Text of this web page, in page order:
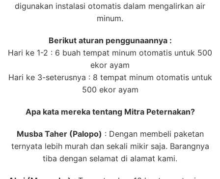
digunakan instalasi otomatis dalam mengalirkan air
minum.
Berikut aturan penggunaannya :
Hari ke 1-2 : 6 buah tempat minum otomatis untuk 500
ekor ayam
Hari ke 3-seterusnya : 8 tempat minum otomatis untuk
500 ekor ayam
Apa kata mereka tentang Mitra Peternakan?
Musba Taher (Palopo) : Dengan membeli paketan
ternyata lebih murah dan sekali mikir saja. Barangnya
tiba dengan selamat di alamat kami.